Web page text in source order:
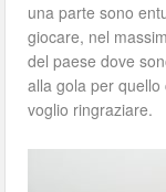
una parte sono
giocare, nel
del paese dove
alla gola per
voglio ringraziare.